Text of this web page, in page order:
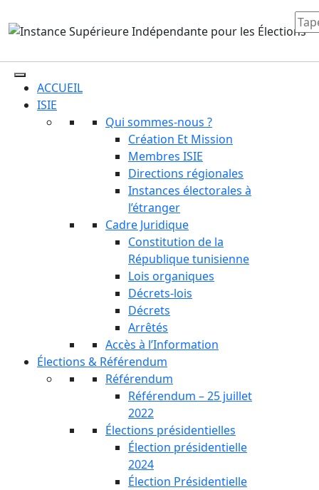
ACCUEIL
ISIE
Qui sommes-nous ?
Création Et Mission
Membres ISIE
Directions régionales
Instances électorales à
l’étranger
Cadre Juridique
Constitution de la
République tunisienne
Lois organiques
Décrets-lois
Décrets
Arrêtés
Accès à l’Information
Élections & Référendum
Référendum
Référendum – 25 juillet
2022
Élections présidentielles
Élection présidentielle
2024
Élection Présidentielle